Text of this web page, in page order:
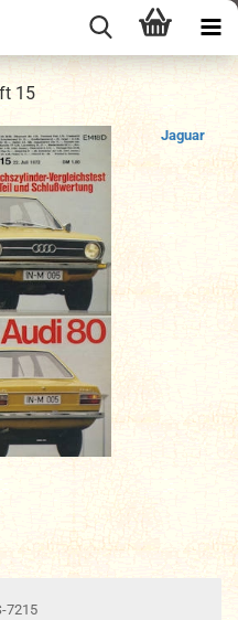
15
Jaguar
7215